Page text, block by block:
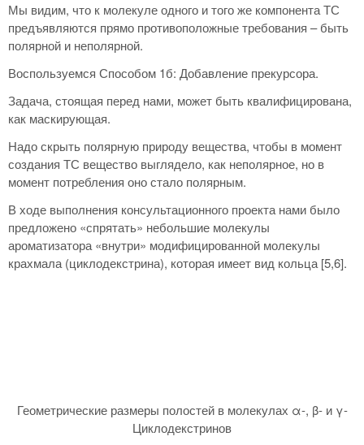
Мы видим, что к молекуле одного и того же компонента ТС
предъявляются прямо противоположные требования – быть
полярной и неполярной.
Воспользуемся Способом 1б: Добавление прекурсора.
Задача, стоящая перед нами, может быть квалифицирована,
как маскирующая.
Надо скрыть полярную природу вещества, чтобы в момент
создания ТС вещество выглядело, как неполярное, но в
момент потребления оно стало полярным.
В ходе выполнения консультационного проекта нами было
предложено «спрятать» небольшие молекулы
ароматизатора «внутри» модифицированной молекулы
крахмала (циклодекстрина), которая имеет вид кольца [5,6].
Геометрические размеры полостей в молекулах α-, β- и γ-
Циклодекстринов